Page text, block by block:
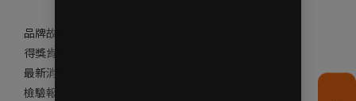
品牌故事
得獎肯定
最新消息
檢驗報告